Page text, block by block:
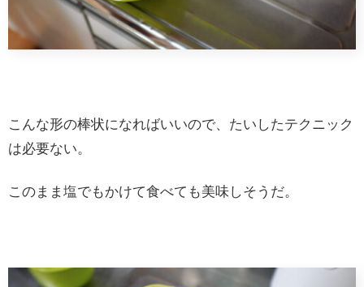
こんな形の棒状になればいいので、たいしたテクニック
は必要ない。
このまま塩でもかけて食べても美味しそうだ。